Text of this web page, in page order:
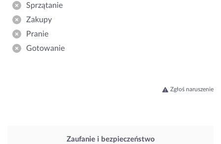
Zaufanie i bezpieczeństwo
Sprzątanie
Zakupy
Pranie
Gotowanie
Zgłoś naruszenie